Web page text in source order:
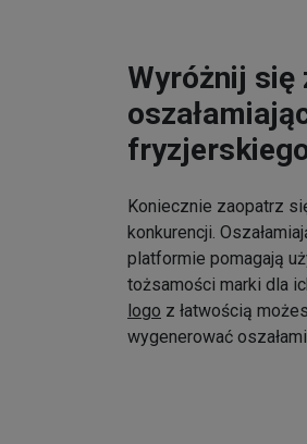
Wyróżnij się
Koniecznie zaopatrz
konkurencji.
platformie pomagają
tożsamości marki dla
logo z łatwością
wygenerować